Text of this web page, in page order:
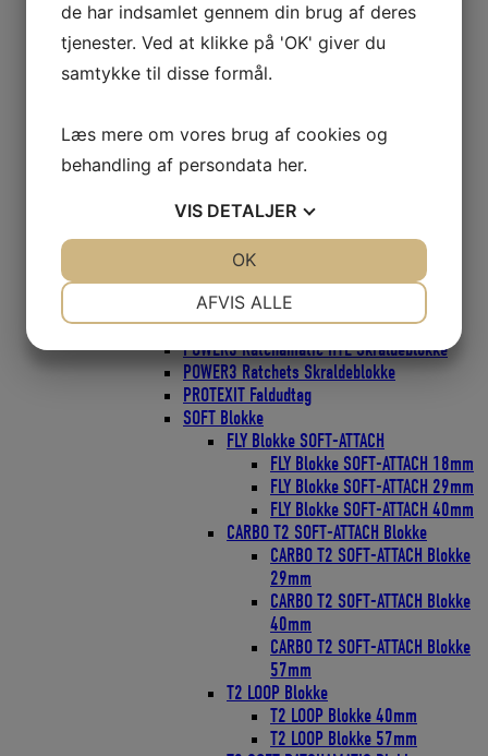
Bullet Classic Blokke 57mm
Element Blokke
Element Blokke 45mm
Element Blokke 60mm
ESP Cruising 40mm
ESP Cruising 57mm
Flip-Flop Blokke
Harken Skøderinge Thimbles
Harken Svingarme
Micro Blokke
Micro blokke 16mm
Micro Blokke 22mm
POWER3 Ratchamatic HTE Skraldeblokke
POWER3 Ratchets Skraldeblokke
PROTEXIT Faldudtag
SOFT Blokke
FLY Blokke SOFT-ATTACH
FLY Blokke SOFT-ATTACH 18mm
FLY Blokke SOFT-ATTACH 29mm
FLY Blokke SOFT-ATTACH 40mm
CARBO T2 SOFT-ATTACH Blokke
CARBO T2 SOFT-ATTACH Blokke
29mm
CARBO T2 SOFT-ATTACH Blokke
40mm
CARBO T2 SOFT-ATTACH Blokke
57mm
T2 LOOP Blokke
T2 LOOP Blokke 40mm
T2 LOOP Blokke 57mm
de har indsamlet gennem din brug af deres
tjenester. Ved at klikke på 'OK' giver du
samtykke til disse formål.
Læs mere om vores brug af cookies og
behandling af persondata her.
VIS DETALJER
MARKETING STATISTIK
AFVIS ALLE
OK